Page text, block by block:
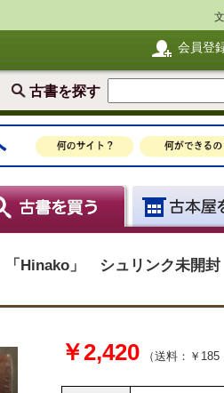
会員登
古書を探す
「Hinako」 シュリンク未開
￥2,420 （送料：￥185